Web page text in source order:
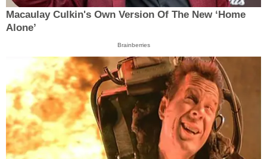
Macaulay Culkin's Own Version Of The New ‘Home
Alone’
Brainberries